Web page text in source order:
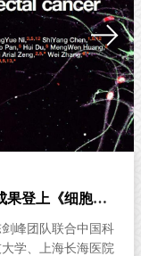
果登上《细胞》
峰团队联合中国科
学、上海长海医院